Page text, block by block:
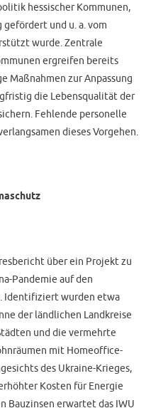
hessischer Kommunen,
und u. a. vom
wurde. Zentrale
ergreifen bereits
Maßnahmen zur Anpassung
die Lebensqualität der
Fehlende personelle
dieses Vorgehen.
über ein Projekt zu
Pandemie auf den
Identifiziert wurden etwa
der ländlichen Landkreise
und die vermehrte
mit Homeoffice-
des Ukraine-Krieges,
Kosten für Energie
Bauzinsen erwartet das IWU